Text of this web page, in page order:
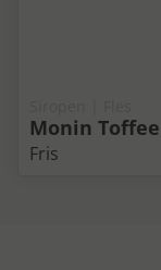
Monin
Fris